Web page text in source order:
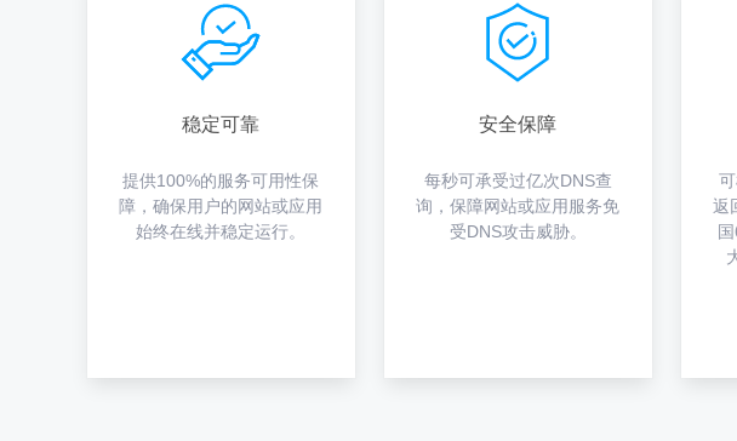
稳定可靠
提供100%的服务可用性保
障，确保用户的网站或应用
始终在线并稳定运行。
安全保障
每秒可承受过亿次DNS查
询，保障网站或应用服务免
受DNS攻击威胁。
返